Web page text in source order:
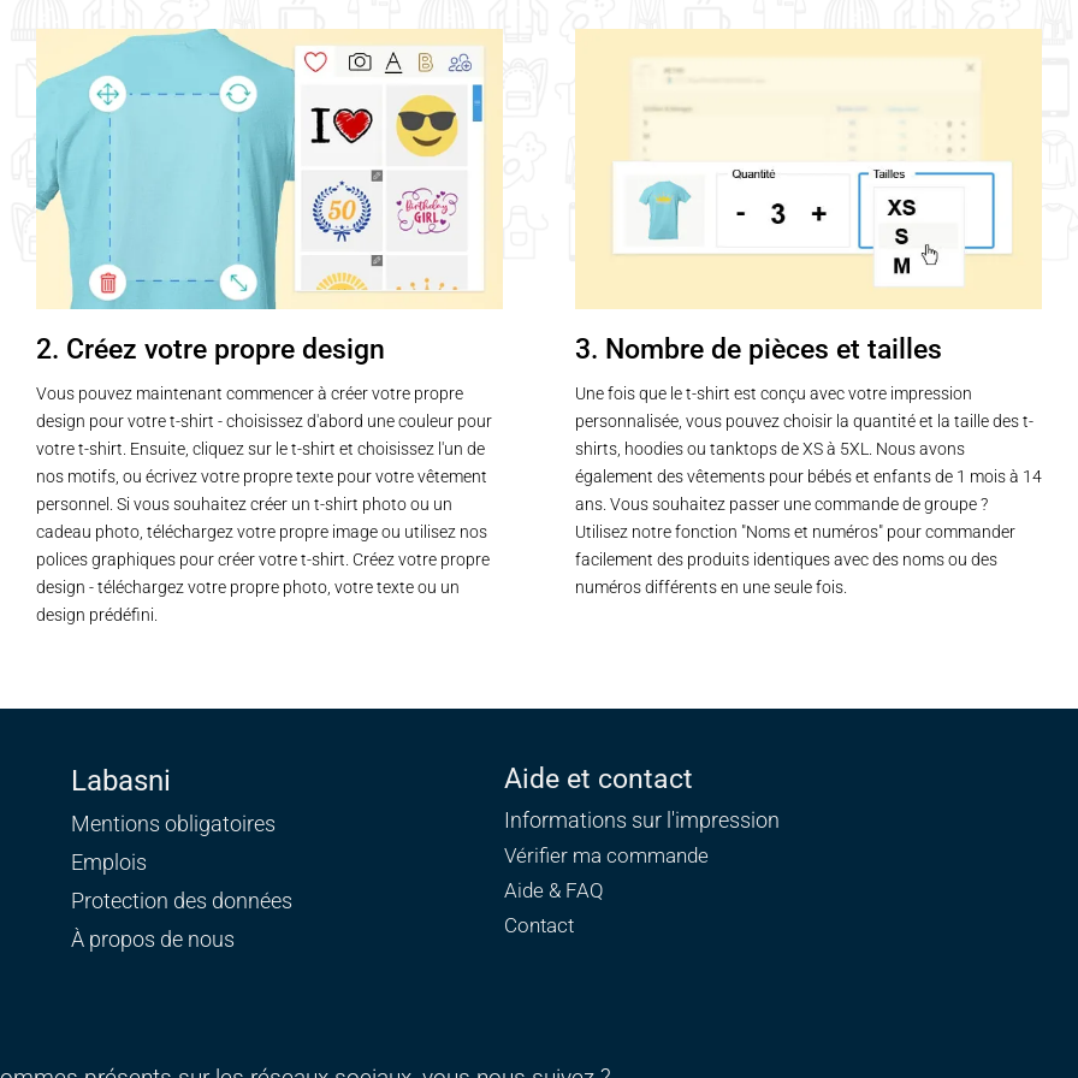
options
peuvent
être
choisies
sur
la
page
du
produit
peuvent
être
choisies
sur
la
page
produit
sur
page
du
2. Créez votre propre design
Vous pouvez maintenant commencer à créer votre propre
design pour votre t-shirt - choisissez d'abord une couleur pour
votre t-shirt. Ensuite, cliquez sur le t-shirt et choisissez l'un de
nos motifs, ou écrivez votre propre texte pour votre vêtement
personnel. Si vous souhaitez créer un t-shirt photo ou un
cadeau photo, téléchargez votre propre image ou utilisez nos
polices graphiques pour créer votre t-shirt. Créez votre propre
design - téléchargez votre propre photo, votre texte ou un
design prédéfini.
3. Nombre de pièces et tailles
Une fois que le t-shirt est conçu avec votre impression
personnalisée, vous pouvez choisir la quantité et la taille des t-
shirts, hoodies ou tanktops de XS à 5XL. Nous avons
également des vêtements pour bébés et enfants de 1 mois à 14
ans. Vous souhaitez passer une commande de groupe ?
Utilisez notre fonction "Noms et numéros" pour commander
facilement des produits identiques avec des noms ou des
numéros différents en une seule fois.
Labasni
Mentions obligatoires
Emplois
Protection des données
À propos de nous
Aide et contact
Informations sur l'impression
Vérifier ma commande
Aide & FAQ
Contact